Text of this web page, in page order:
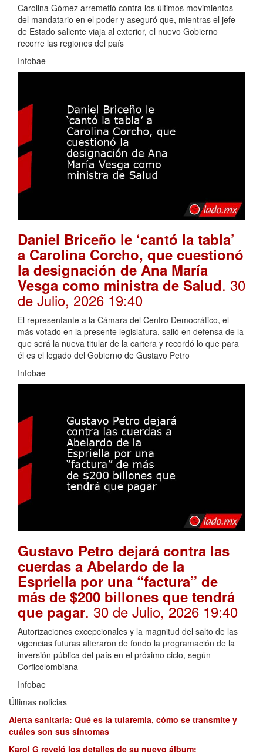
Carolina Gómez arremetió contra los últimos movimientos
del mandatario en el poder y aseguró que, mientras el jefe
de Estado saliente viaja al exterior, el nuevo Gobierno
recorre las regiones del país
Infobae
Daniel Briceño le ‘cantó la tabla’
a Carolina Corcho, que cuestionó
la designación de Ana María
Vesga como ministra de Salud. 30
de Julio, 2026 19:40
El representante a la Cámara del Centro Democrático, el
más votado en la presente legislatura, salió en defensa de la
que será la nueva titular de la cartera y recordó lo que para
él es el legado del Gobierno de Gustavo Petro
Infobae
Gustavo Petro dejará contra las
cuerdas a Abelardo de la
Espriella por una “factura” de
más de $200 billones que tendrá
que pagar. 30 de Julio, 2026 19:40
Autorizaciones excepcionales y la magnitud del salto de las
vigencias futuras alteraron de fondo la programación de la
inversión pública del país en el próximo ciclo, según
Corficolombiana
Infobae
Últimas noticias
Alerta sanitaria: Qué es la tularemia, cómo se transmite y
cuáles son sus síntomas
Karol G reveló los detalles de su nuevo álbum: